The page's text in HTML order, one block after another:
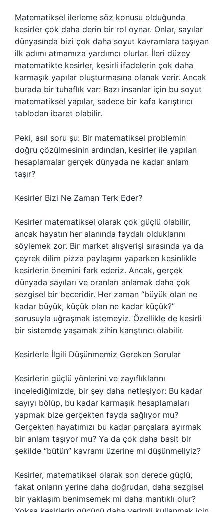
Matematiksel ilerleme söz konusu olduğunda
kesirler çok daha derin bir rol oynar. Onlar, sayılar
dünyasında bizi çok daha soyut kavramlara taşıyan
ilk adımı atmamıza yardımcı olurlar. İleri düzey
matematikte kesirler, kesirli ifadelerin çok daha
karmaşık yapılar oluşturmasına olanak verir. Ancak
burada bir tuhaflık var: Bazı insanlar için bu soyut
matematiksel yapılar, sadece bir kafa karıştırıcı
tablodan ibaret olabilir.
Peki, asıl soru şu: Bir matematiksel problemin
doğru çözülmesinin ardından, kesirler ile yapılan
hesaplamalar gerçek dünyada ne kadar anlam
taşır?
Kesirler Bizi Ne Zaman Terk Eder?
Kesirler matematiksel olarak çok güçlü olabilir,
ancak hayatın her alanında faydalı olduklarını
söylemek zor. Bir market alışverişi sırasında ya da
çeyrek dilim pizza paylaşımı yaparken kesinlikle
kesirlerin önemini fark ederiz. Ancak, gerçek
dünyada sayıları ve oranları anlamak daha çok
sezgisel bir beceridir. Her zaman “büyük olan ne
kadar büyük, küçük olan ne kadar küçük?”
sorusuyla uğraşmak istemeyiz. Özellikle de kesirli
bir sistemde yaşamak zihin karıştırıcı olabilir.
Kesirlerle İlgili Düşünmemiz Gereken Sorular
Kesirlerin güçlü yönlerini ve zayıflıklarını
incelediğimizde, bir şey daha netleşiyor: Bu kadar
sayıyı bölüp, bu kadar karmaşık hesaplamaları
yapmak bize gerçekten fayda sağlıyor mu?
Gerçekten hayatımızı bu kadar parçalara ayırmak
bir anlam taşıyor mu? Ya da çok daha basit bir
şekilde “bütün” kavramı üzerine mi düşünmeliyiz?
Kesirler, matematiksel olarak son derece güçlü,
fakat onların yerine daha doğrudan, daha sezgisel
bir yaklaşım benimsemek mi daha mantıklı olur?